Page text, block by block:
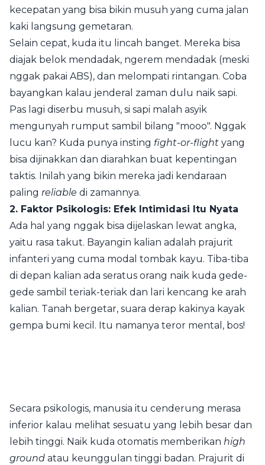
kecepatan yang bisa bikin musuh yang cuma jalan
kaki langsung gemetaran.
Selain cepat, kuda itu lincah banget. Mereka bisa
diajak belok mendadak, ngerem mendadak (meski
nggak pakai ABS), dan melompati rintangan. Coba
bayangkan kalau jenderal zaman dulu naik sapi.
Pas lagi diserbu musuh, si sapi malah asyik
mengunyah rumput sambil bilang "mooo". Nggak
lucu kan? Kuda punya insting fight-or-flight yang
bisa dijinakkan dan diarahkan buat kepentingan
taktis. Inilah yang bikin mereka jadi kendaraan
paling reliable di zamannya.
2. Faktor Psikologis: Efek Intimidasi Itu Nyata
Ada hal yang nggak bisa dijelaskan lewat angka,
yaitu rasa takut. Bayangin kalian adalah prajurit
infanteri yang cuma modal tombak kayu. Tiba-tiba
di depan kalian ada seratus orang naik kuda gede-
gede sambil teriak-teriak dan lari kencang ke arah
kalian. Tanah bergetar, suara derap kakinya kayak
gempa bumi kecil. Itu namanya teror mental, bos!
Secara psikologis, manusia itu cenderung merasa
inferior kalau melihat sesuatu yang lebih besar dan
lebih tinggi. Naik kuda otomatis memberikan high
ground atau keunggulan tinggi badan. Prajurit di